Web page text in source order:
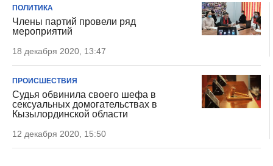
ПОЛИТИКА
Члены партий провели ряд
мероприятий
18 декабря 2020, 13:47
ПРОИСШЕСТВИЯ
Судья обвинила своего шефа в
сексуальных домогательствах в
Кызылординской области
12 декабря 2020, 15:50